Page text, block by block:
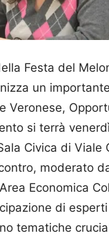
Festa del
un
Veronese,
si terrà
Civica di Viale
moderato
Economica
di
tematiche